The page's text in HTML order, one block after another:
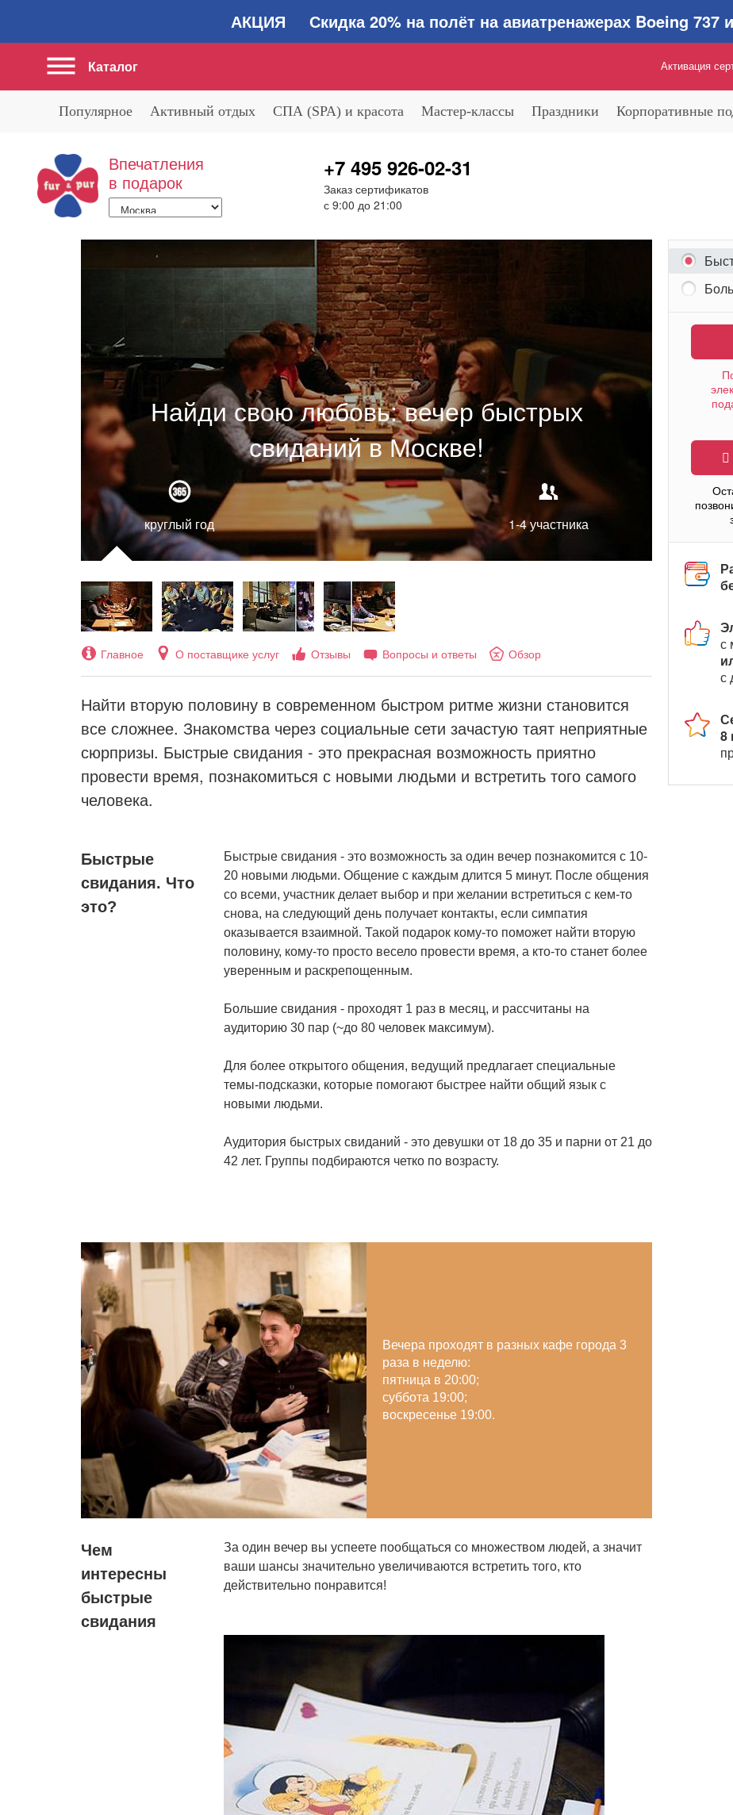
АКЦИЯ Скидка 20% на полёт на авиатренажерах Boeing 737
+7 495 926-02-31
Заказ сертификатов
с 9:00 до 21:00
Активация
Каталог
Впечатления
в подарок
Популярное Активный отдых СПА (SPA) и красота Мастер-классы Праздники Корпоративные
Найди свою любовь: вечер быстрых
свиданий в Москве!
круглый год 1-4 участника
Главное О поставщике услуг Отзывы Вопросы и ответы Обзор
Найти вторую половину в современном быстром ритме жизни становится
все сложнее. Знакомства через социальные сети зачастую таят неприятные
сюрпризы. Быстрые свидания - это прекрасная возможность приятно
провести время, познакомиться с новыми людьми и встретить того самого
человека.
Быстрые
свидания. Что
это?
Быстрые свидания - это возможность за один вечер познакомится с 10-
20 новыми людьми. Общение с каждым длится 5 минут. После общения
со всеми, участник делает выбор и при желании встретиться с кем-то
снова, на следующий день получает контакты, если симпатия
оказывается взаимной. Такой подарок кому-то поможет найти вторую
половину, кому-то просто весело провести время, а кто-то станет более
уверенным и раскрепощенным.
Большие свидания - проходят 1 раз в месяц, и рассчитаны на
аудиторию 30 пар (~до 80 человек максимум).
Для более открытого общения, ведущий предлагает специальные
темы-подсказки, которые помогают быстрее найти общий язык с
новыми людьми.
Аудитория быстрых свиданий - это девушки от 18 до 35 и парни от 21 до
42 лет. Группы подбираются четко по возрасту.
Вечера проходят в разных кафе города 3
раза в неделю:
пятница в 20:00;
суббота 19:00;
воскресенье 19:00.
Чем
интересны
быстрые
свидания
За один вечер вы успеете пообщаться со множеством людей, а значит
ваши шансы значительно увеличиваются встретить того, кто
действительно понравится!
с
с
8